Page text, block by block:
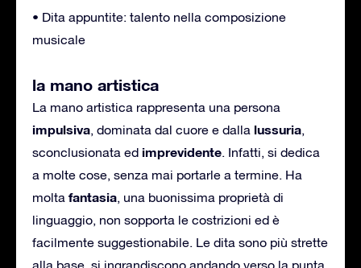
• Dita appuntite: talento nella composizione
musicale
la mano artistica
La mano artistica rappresenta una persona
impulsiva, dominata dal cuore e dalla lussuria,
sconclusionata ed imprevidente. Infatti, si dedica
a molte cose, senza mai portarle a termine. Ha
molta fantasia, una buonissima proprietà di
linguaggio, non sopporta le costrizioni ed è
facilmente suggestionabile. Le dita sono più strette
alla base, si ingrandiscono andando verso la punta.